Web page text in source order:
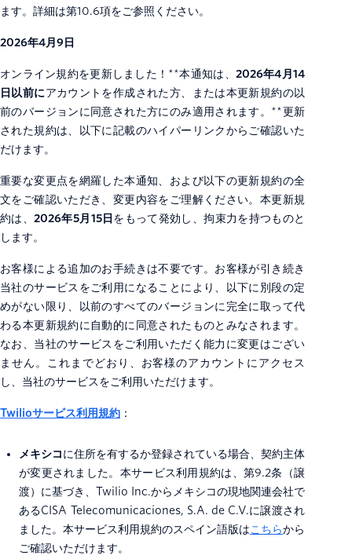
ます。詳細は第10.6項をご参照ください。
2026年4月9日
オンライン規約を更新しました！**本通知は、 2026年4月14
日以前にアカウントを作成された方、または本更新規約の以
前のバージョンに同意された方にのみ適用されます。**更新
された規約は、以下に記載のハイパーリンクからご確認いた
だけます。
重要な変更点を網羅した本通知、および以下の更新規約の全
文をご確認いただき、変更内容をご理解ください。本更新規
約は、2026年5月15日 をもって発効し、拘束力を持つものと
します。
お客様による追加のお手続きは不要です。お客様が引き続き
当社のサービスをご利用になることにより、以下に別段の定
めがない限り、以前のすべてのバージョンに完全に取って代
わる本更新規約に自動的に同意されたものとみなされます。
なお、当社のサービスをご利用いただく能力に変更はござい
ません。これまでどおり、お客様のアカウントにアクセス
し、当社のサービスをご利用いただけます。
Twilioサービス利用規約 ：
メキシコに住所を有するか登録されている場合、契約主体
が変更されました。本サービス利用規約は、第9.2条（譲
渡）に基づき、Twilio Inc.からメキシコの現地関連会社で
あるCISA Telecomunicaciones, S.A. de C.V.に譲渡され
ました。本サービス利用規約のスペイン語版はこちらから
ご確認いただけます。